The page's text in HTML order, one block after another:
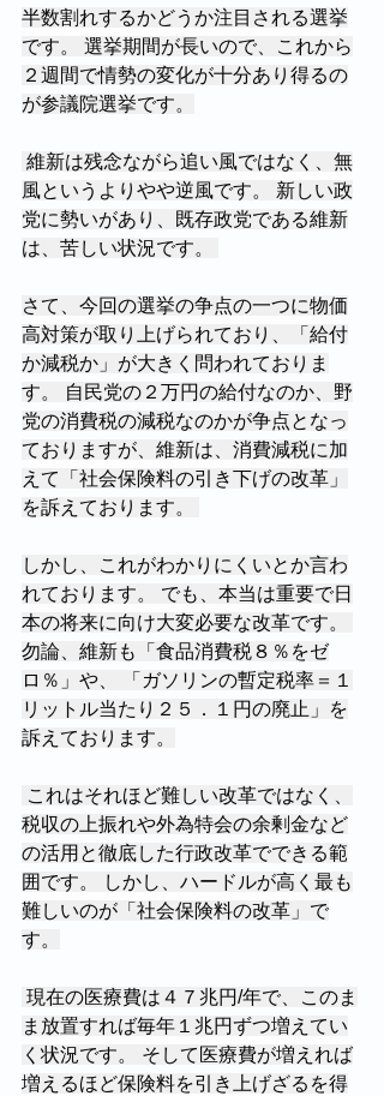
半数割れするかどうか注目される選挙
です。 選挙期間が長いので、これから
２週間で情勢の変化が十分あり得るの
が参議院選挙です。
風というよりやや逆風です。 新しい政
党に勢いがあり、既存政党である維新
は、苦しい状況です。
さて、今回の選挙の争点の一つに物価
高対策が取り上げられており、「給付
か減税か」が大きく問われておりま
す。 自民党の２万円の給付なのか、野
党の消費税の減税なのかが争点となっ
ておりますが、維新は、消費減税に加
えて「社会保険料の引き下げの改革」
を訴えております。
しかし、これがわかりにくいとか言わ
れております。 でも、本当は重要で日
本の将来に向け大変必要な改革です。
勿論、維新も「食品消費税８％をゼ
ロ％」や、 「ガソリンの暫定税率＝１
リットル当たり２５．１円の廃止」を
訴えております。
税収の上振れや外為特会の余剰金など
の活用と徹底した行政改革でできる範
囲です。 しかし、ハードルが高く最も
難しいのが「社会保険料の改革」で
す。
ま放置すれば毎年１兆円ずつ増えてい
く状況です。 そして医療費が増えれば
増えるほど保険料を引き上げざるを得